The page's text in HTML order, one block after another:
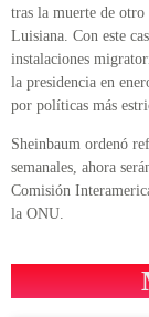
tras la muerte de otro
Luisiana. Con este
instalaciones
la presidencia en
por políticas más
Sheinbaum ordenó
semanales, ahora
Comisión
la ONU.